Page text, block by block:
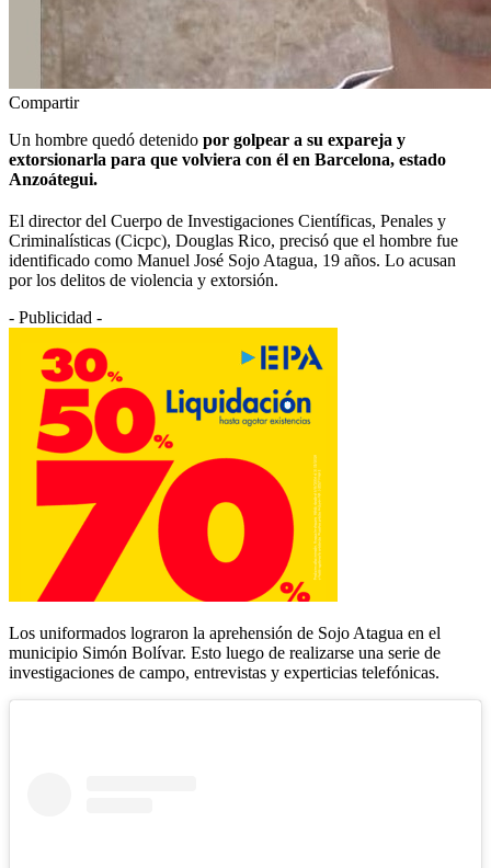
Compartir
Un hombre quedó detenido por golpear a su expareja y
extorsionarla para que volviera con él en Barcelona, estado
Anzoátegui.
El director del Cuerpo de Investigaciones Científicas, Penales y
Criminalísticas (Cicpc), Douglas Rico, precisó que el hombre fue
identificado como Manuel José Sojo Atagua, 19 años. Lo acusan
por los delitos de violencia y extorsión.
- Publicidad -
Los uniformados lograron la aprehensión de Sojo Atagua en el
municipio Simón Bolívar. Esto luego de realizarse una serie de
investigaciones de campo, entrevistas y experticias telefónicas.